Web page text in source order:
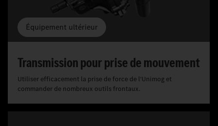
Équipement ultérieur
Transmission pour prise de mouvement
Utiliser efficacement la prise de force de l'Unimog et
commander de nombreux outils frontaux.